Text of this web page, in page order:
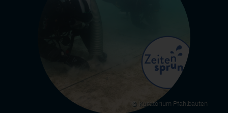
Kuratorium Pfahlbauten